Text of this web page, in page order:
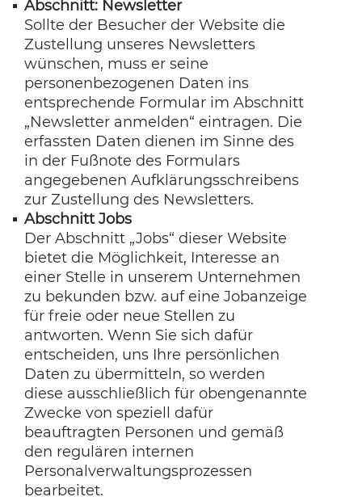
Abschnitt: Newsletter
Sollte der Besucher der Website die
Zustellung unseres Newsletters
wünschen, muss er seine
personenbezogenen Daten ins
entsprechende Formular im Abschnitt
„Newsletter anmelden“ eintragen. Die
erfassten Daten dienen im Sinne des
in der Fußnote des Formulars
angegebenen Aufklärungsschreibens
zur Zustellung des Newsletters.
Abschnitt Jobs
Der Abschnitt „Jobs“ dieser Website
bietet die Möglichkeit, Interesse an
einer Stelle in unserem Unternehmen
zu bekunden bzw. auf eine Jobanzeige
für freie oder neue Stellen zu
antworten. Wenn Sie sich dafür
entscheiden, uns Ihre persönlichen
Daten zu übermitteln, so werden
diese ausschließlich für obengenannte
Zwecke von speziell dafür
beauftragten Personen und gemäß
den regulären internen
Personalverwaltungsprozessen
bearbeitet.